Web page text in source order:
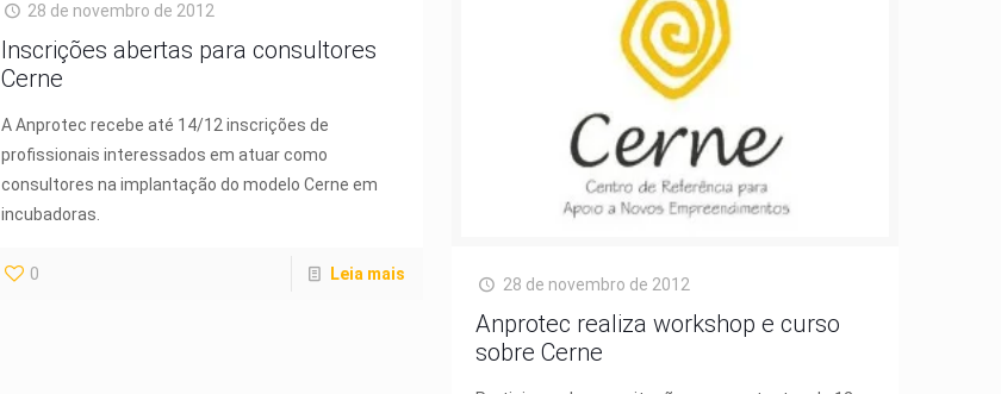
28 de novembro de 2012
Inscrições abertas para consultores
Cerne
A Anprotec recebe até 14/12 inscrições de
profissionais interessados em atuar como
consultores na implantação do modelo Cerne em
incubadoras.
0 Leia mais
28 de novembro de 2012
Anprotec realiza workshop e curso
sobre Cerne